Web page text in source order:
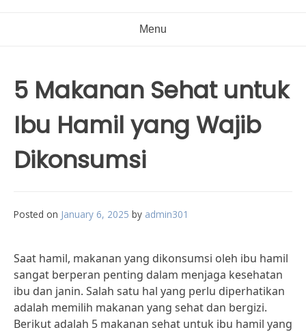
Menu
5 Makanan Sehat untuk
Ibu Hamil yang Wajib
Dikonsumsi
Posted on January 6, 2025 by admin301
Saat hamil, makanan yang dikonsumsi oleh ibu hamil
sangat berperan penting dalam menjaga kesehatan
ibu dan janin. Salah satu hal yang perlu diperhatikan
adalah memilih makanan yang sehat dan bergizi.
Berikut adalah 5 makanan sehat untuk ibu hamil yang